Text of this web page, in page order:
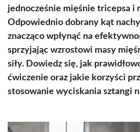
jednocześnie mięśnie tricepsa i
Odpowiednio dobrany kąt
znacząco wpłynąć na
sprzyjając wzrostowi masy
siły. Dowiedz się, jak
ćwiczenie oraz jakie korzyści
stosowanie wyciskania sztangi